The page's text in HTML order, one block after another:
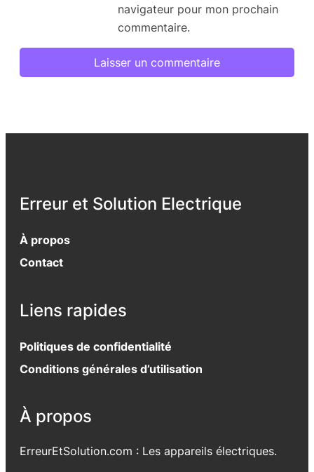
navigateur pour mon prochain
commentaire.
Erreur et Solution Electrique
À propos
Contact
Liens rapides
Politiques de confidentialité
Conditions générales d’utilisation
À propos
ErreurEtSolution.com : Les appareils électriques.